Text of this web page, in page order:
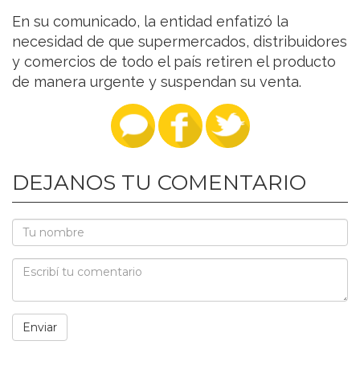
En su comunicado, la entidad enfatizó la
necesidad de que supermercados, distribuidores
y comercios de todo el país retiren el producto
de manera urgente y suspendan su venta.
DEJANOS TU COMENTARIO